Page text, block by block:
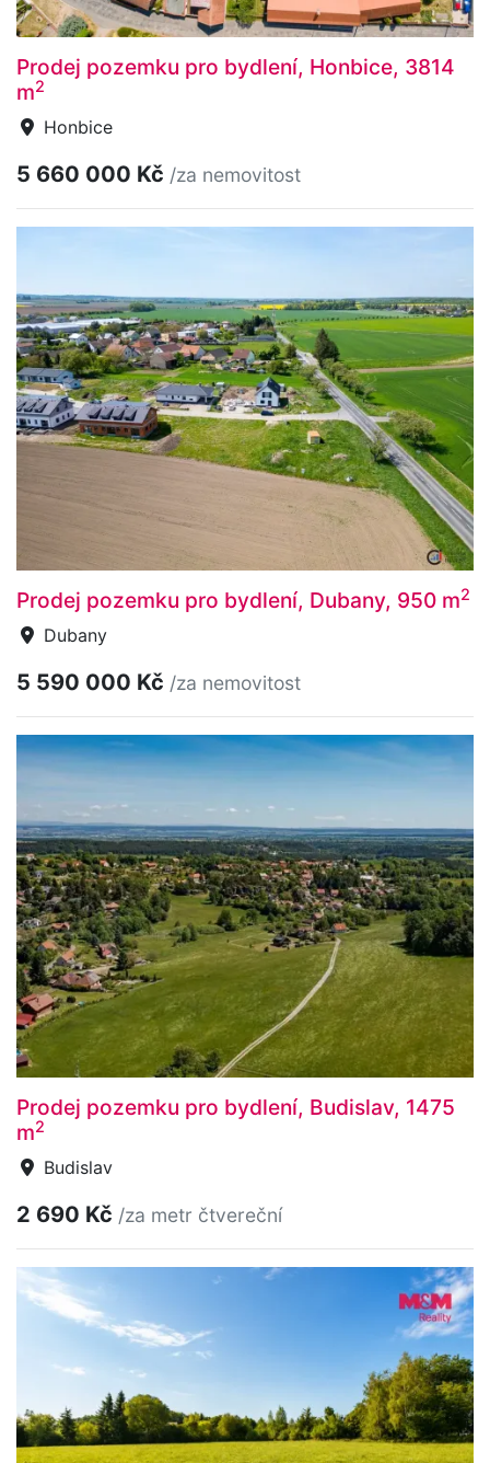
Prodej pozemku pro bydlení, Honbice, 3814
m2
Honbice
5 660 000 Kč /za nemovitost
Prodej pozemku pro bydlení, Dubany, 950 m2
Dubany
5 590 000 Kč /za nemovitost
Prodej pozemku pro bydlení, Budislav, 1475
m2
Budislav
2 690 Kč /za metr čtvereční